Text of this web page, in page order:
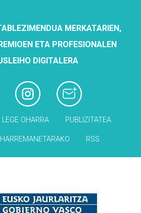
MERKATARIEN,
ETA PROFESIONALEN
DIGITALERA
LEGE OHARRA PUBLIZITATEA
HARREMANETARAKO RSS